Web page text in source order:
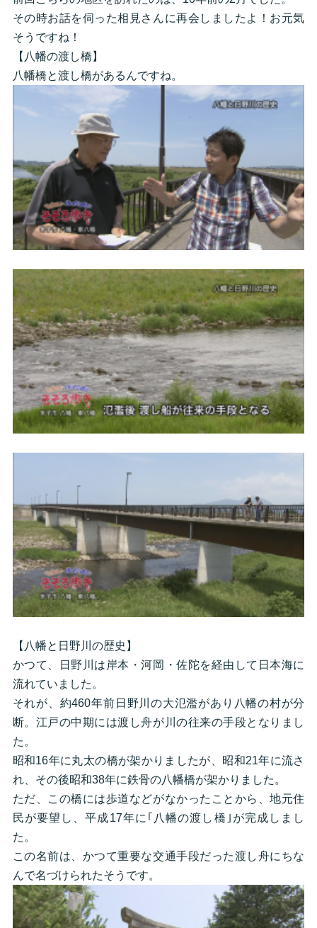
その時お話を伺った相見さんに再会しましたよ！お元気
そうですね！
【八幡の渡し橋】
八幡橋と渡し橋があるんですね。
【八幡と日野川の歴史】
かつて、日野川は岸本・河岡・佐陀を経由して日本海に
流れていました。
それが、約460年前日野川の大氾濫があり八幡の村が分
断。江戸の中期には渡し舟が川の往来の手段となりまし
た。
昭和16年に丸太の橋が架かりましたが、昭和21年に流さ
れ、その後昭和38年に鉄骨の八幡橋が架かりました。
ただ、この橋には歩道などがなかったことから、地元住
民が要望し、平成17年に｢八幡の渡し橋｣が完成しまし
た。
この名前は、かつて重要な交通手段だった渡し舟にちな
んで名づけられたそうです。